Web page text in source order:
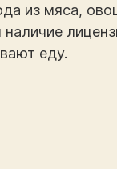
из мяса,
еду.